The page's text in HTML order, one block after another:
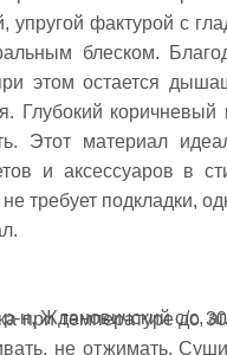
упругой фактурой с
блеском.
этом остается
Глубокий коричневый
Этот материал
и аксессуаров в
требует подкладки,
при температуре до
не отжимать.
н, Ждановичский с/с, аг.